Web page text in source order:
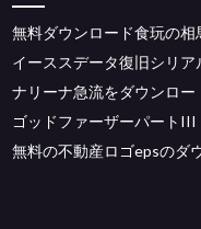
無料ダウンロード食玩の相
イーススデータ復旧シリ
ナリーナ急流をダウンロー
ゴッドファーザーパート
無料の不動産ロゴepsのダ